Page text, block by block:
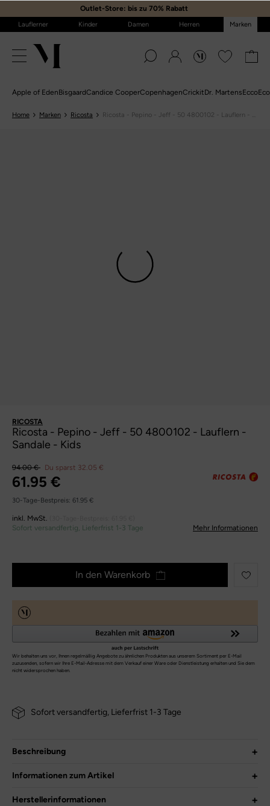
Outlet-Store: bis zu 70% Rabatt
Lauflerner Kinder Damen Herren Marken
Apple of EdenBisgaardCandice CooperCopenhagenCrickitDr. MartensEcco
Home Marken Ricosta Ricosta - Pepino - Jeff - 50 4800102 - Lauflern - ...
RICOSTA
Ricosta - Pepino - Jeff - 50 4800102 - Lauflern -
Sandale - Kids
94.00 € Du sparst 32.05 €
61.95 €
30-Tage-Bestpreis: 61.95 €
inkl. MwSt.
Sofort versandfertig, Lieferfrist 1-3 Tage Mehr Informationen
In den Warenkorb
Sofort versandfertig, Lieferfrist 1-3 Tage
Beschreibung
Informationen zum Artikel
Hersteller-Nr.:
Herstellerinformationen